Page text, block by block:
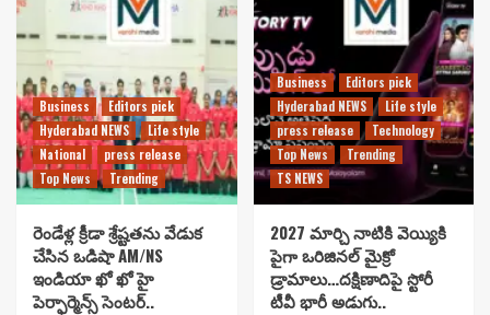
Business
Editors pick
Hyderabad NEWS
Life style
National
press release
Top News
Trending
రెండేళ్ల క్రీడా శ్రేష్టతను వేడుక
చేసిన ఒడిషా AM/NS
ఇండియా ఖో ఖో హై
పెర్ఫార్మెన్స్ సెంటర్..
Business
Editors pick
Hyderabad NEWS
Life style
press release
Technology
Top News
Trending
TS NEWS
2027 మార్చి నాటికి వెయ్యికి
పైగా ఒరిజినల్ మైక్రో
డ్రామాలు…దక్షిణాదిపై స్టోరీ
టీవీ భారీ అడుగు..